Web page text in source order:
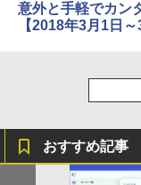
意外と手軽でカン
【2018年3月1日
おすすめ記事